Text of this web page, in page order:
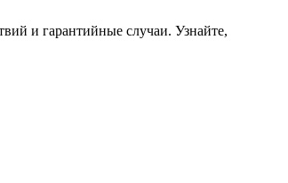
и гарантийные случаи. Узнайте,